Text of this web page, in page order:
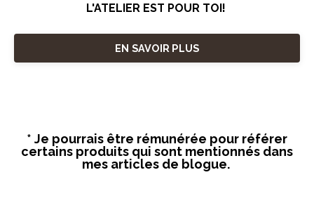
L'ATELIER EST POUR TOI!
EN SAVOIR PLUS
* Je pourrais être rémunérée pour référer
certains produits qui sont mentionnés dans
mes articles de blogue.